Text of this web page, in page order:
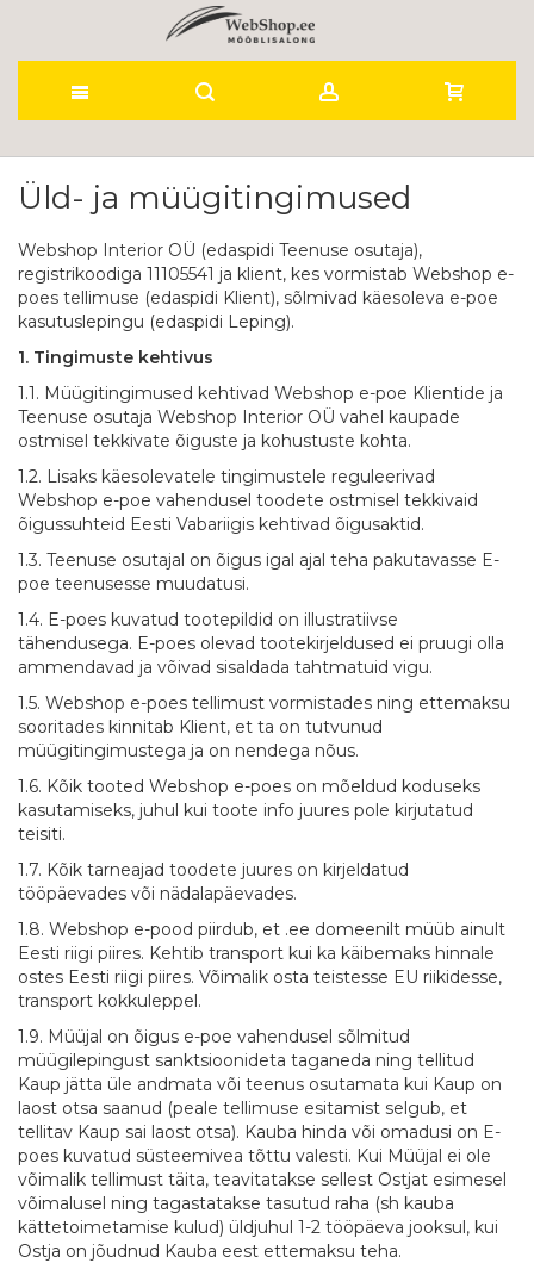
to
Üld- ja müügitingimused
Webshop Interior OÜ (edaspidi Teenuse osutaja),
registrikoodiga 11105541 ja klient, kes vormistab Webshop e-
poes tellimuse (edaspidi Klient), sõlmivad käesoleva e-poe
kasutuslepingu (edaspidi Leping).
1. Tingimuste kehtivus
1.1. Müügitingimused kehtivad Webshop e-poe Klientide ja
Teenuse osutaja Webshop Interior OÜ vahel kaupade
ostmisel tekkivate õiguste ja kohustuste kohta.
1.2. Lisaks käesolevatele tingimustele reguleerivad
Webshop e-poe vahendusel toodete ostmisel tekkivaid
õigussuhteid Eesti Vabariigis kehtivad õigusaktid.
1.3. Teenuse osutajal on õigus igal ajal teha pakutavasse E-
poe teenusesse muudatusi.
1.4. E-poes kuvatud tootepildid on illustratiivse
tähendusega. E-poes olevad tootekirjeldused ei pruugi olla
ammendavad ja võivad sisaldada tahtmatuid vigu.
1.5. Webshop e-poes tellimust vormistades ning ettemaksu
sooritades kinnitab Klient, et ta on tutvunud
müügitingimustega ja on nendega nõus.
1.6. Kõik tooted Webshop e-poes on mõeldud koduseks
kasutamiseks, juhul kui toote info juures pole kirjutatud
teisiti.
1.7. Kõik tarneajad toodete juures on kirjeldatud
tööpäevades või nädalapäevades.
1.8. Webshop e-pood piirdub, et .ee domeenilt müüb ainult
Eesti riigi piires. Kehtib transport kui ka käibemaks hinnale
ostes Eesti riigi piires. Võimalik osta teistesse EU riikidesse,
transport kokkuleppel.
1.9. Müüjal on õigus e-poe vahendusel sõlmitud
müügilepingust sanktsioonideta taganeda ning tellitud
Kaup jätta üle andmata või teenus osutamata kui Kaup on
laost otsa saanud (peale tellimuse esitamist selgub, et
tellitav Kaup sai laost otsa). Kauba hinda või omadusi on E-
poes kuvatud süsteemivea tõttu valesti. Kui Müüjal ei ole
võimalik tellimust täita, teavitatakse sellest Ostjat esimesel
võimalusel ning tagastatakse tasutud raha (sh kauba
kättetoimetamise kulud) üldjuhul 1-2 tööpäeva jooksul, kui
Ostja on jõudnud Kauba eest ettemaksu teha.